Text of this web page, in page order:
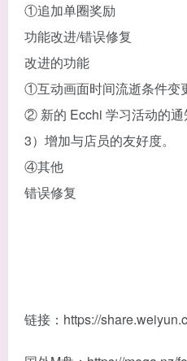
①追加单圈奖励
功能改进/错误修复
改进的功能
①互动画面时间流逝条件变
② 新的 Ecchi 学习活动的通
3）增加与店员的友好度。
④其他
错误修复
链接：https://